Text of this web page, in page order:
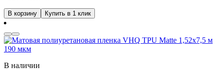
В корзину Купить в 1 клик
В наличии